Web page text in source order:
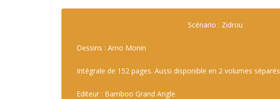
Scénario : Zidrou
Dessins : Arno Monin
Intégrale de 152 pages. Aussi disponible en 2 volumes séparés
Editeur : Bamboo Grand Angle